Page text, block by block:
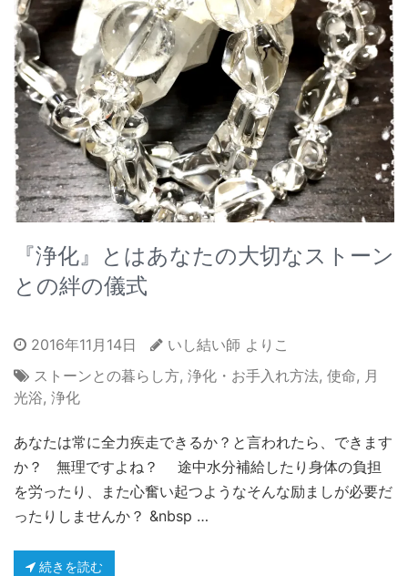
『浄化』とはあなたの大切なストーン
との絆の儀式
2016年11月14日
いし結い師 よりこ
ストーンとの暮らし方, 浄化・お手入れ方法, 使命, 月
光浴, 浄化
あなたは常に全力疾走できるか？と言われたら、できます
か？ 無理ですよね？ 途中水分補給したり身体の負担
を労ったり、また心奮い起つようなそんな励ましが必要だ
ったりしませんか？ &nbsp …
続きを読む